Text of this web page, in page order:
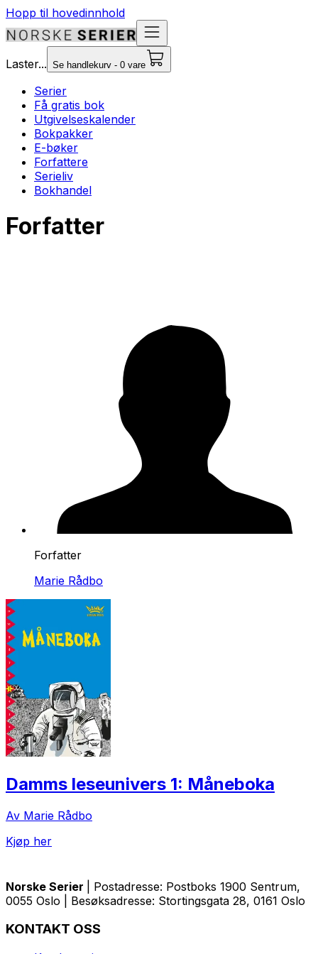
Hopp til hovedinnhold
Laster... Se handlekurv - 0 vare
Serier
Få gratis bok
Utgivelseskalender
Bokpakker
E-bøker
Forfattere
Serieliv
Bokhandel
Forfatter
Forfatter
Marie Rådbo
Damms leseunivers 1: Måneboka
Av Marie Rådbo
Kjøp her
Norske Serier
| Postadresse: Postboks 1900 Sentrum,
0055 Oslo | Besøksadresse: Stortingsgata 28, 0161 Oslo
KONTAKT OSS